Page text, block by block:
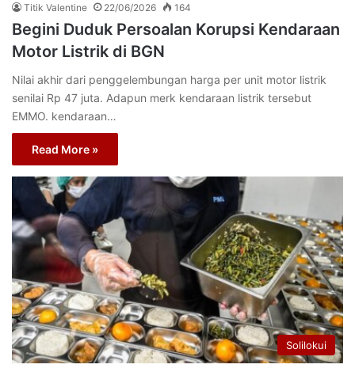
Titik Valentine 22/06/2026 164
Begini Duduk Persoalan Korupsi Kendaraan
Motor Listrik di BGN
Nilai akhir dari penggelembungan harga per unit motor listrik
senilai Rp 47 juta. Adapun merk kendaraan listrik tersebut
EMMO. kendaraan…
Read More »
Solilokui